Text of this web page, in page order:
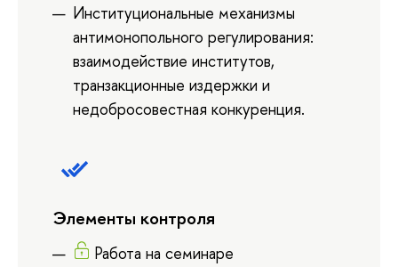
Институциональные механизмы
антимонопольного регулирования:
взаимодействие институтов,
транзакционные издержки и
недобросовестная конкуренция.
Элементы контроля
Работа на семинаре